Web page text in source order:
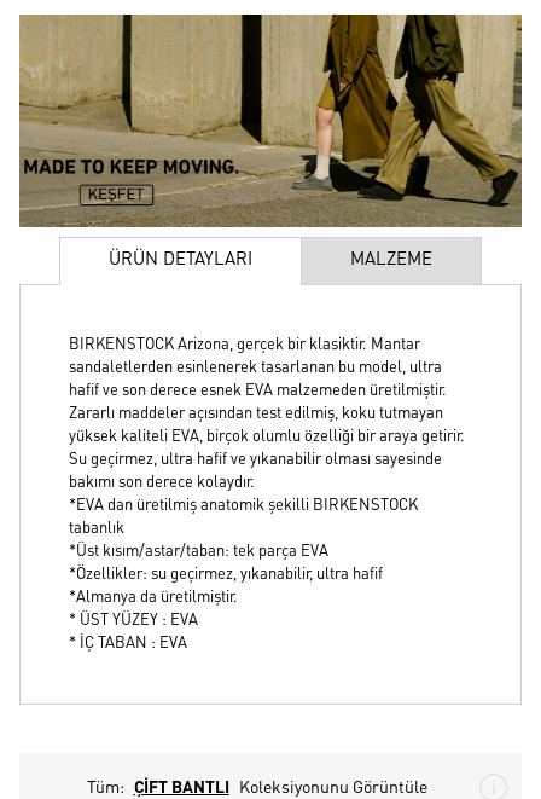
ÜRÜN DETAYLARI MALZEME
BIRKENSTOCK Arizona, gerçek bir klasiktir. Mantar
sandaletlerden esinlenerek tasarlanan bu model, ultra
hafif ve son derece esnek EVA malzemeden üretilmiştir.
Zararlı maddeler açısından test edilmiş, koku tutmayan
yüksek kaliteli EVA, birçok olumlu özelliği bir araya getirir.
Su geçirmez, ultra hafif ve yıkanabilir olması sayesinde
bakımı son derece kolaydır.
*EVA dan üretilmiş anatomik şekilli BIRKENSTOCK
tabanlık
*Üst kısım/astar/taban: tek parça EVA
*Özellikler: su geçirmez, yıkanabilir, ultra hafif
*Almanya da üretilmiştir.
* ÜST YÜZEY : EVA
* İÇ TABAN : EVA
Tüm: ÇİFT BANTLI Koleksiyonunu Görüntüle